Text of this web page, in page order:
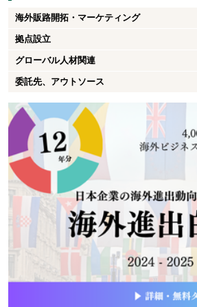
海外販路開拓・マーケティング
拠点設立
グローバル人材関連
委託先、アウトソース